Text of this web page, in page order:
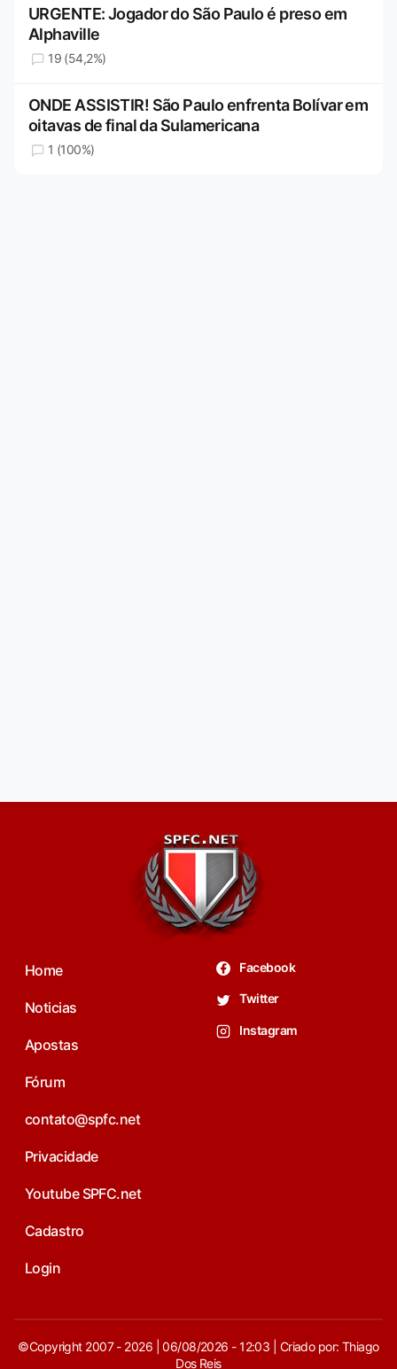
URGENTE: Jogador do São Paulo é preso em
Alphaville
19 (54,2%)
ONDE ASSISTIR! São Paulo enfrenta Bolívar em
oitavas de final da Sulamericana
1 (100%)
Home
Noticias
Apostas
Fórum
contato@spfc.net
Privacidade
Youtube SPFC.net
Cadastro
Login
Facebook
Twitter
Instagram
©Copyright 2007 - 2026 | 06/08/2026 - 12:03 | Criado por: Thiago
Dos Reis